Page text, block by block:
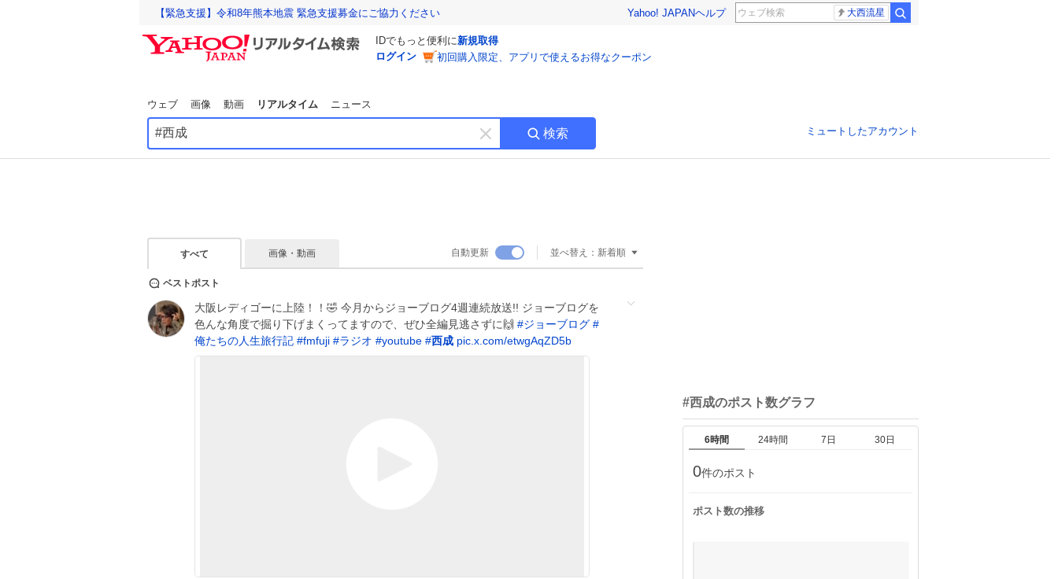
【緊急支援】令和8年熊本地震 緊急支援募金にご協力ください Yahoo! JAPANヘルプ 大西流星
IDでもっと便利に新規取得
ログイン
初回購入限定、アプリで使えるお得なクーポン
ウェブ 画像 動画 リアルタイム ニュース
キ
ー
す
検索 ミュートしたアカウント
すべて 画像・動画 自動更新 並べ替え： 新着順
ベストポスト
大阪レディゴーに上陸！！🤣 今月からジョーブログ4週連続放送!! ジョーブログを
色んな角度で掘り下げまくってますので、ぜひ全編見逃さずに🙌 #ジョーブログ #
俺たちの人生旅行記 #fmfuji #ラジオ #youtube #西成 pic.x.com/etwgAqZD5b
#西成のポスト数グラフ
6時間 24時間 7日 30日
0件のポスト
ポスト数の推移